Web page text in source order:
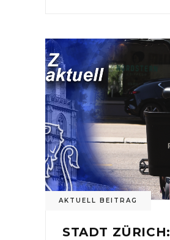
AKTUELL BEITRAG
STADT ZÜRICH: